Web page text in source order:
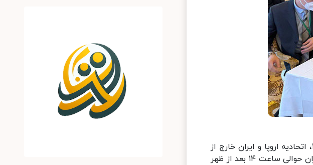
ایرنا: دیروز (یکشنبه) برای نخستین بار در هشتمین دور مذاکرات، روسای هیات‌های گروه ۱+۴‌، اتحادیه اروپا و ایران خارج از
چارچوب کمیسیون مشترک در هتل کوبورگ وین دیدار کردند. علی باقری مذاکره کننده ارشد ایران حوالی ساعت ۱۴ بعد از ظهر